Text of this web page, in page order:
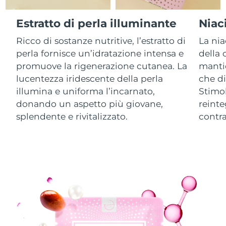
Estratto di perla illuminante
Ricco di sostanze nutritive, l’estratto di
perla fornisce un’idratazione intensa e
promuove la rigenerazione cutanea. La
lucentezza iridescente della perla
illumina e uniforma l’incarnato,
donando un aspetto più giovane,
splendente e rivitalizzato.
La
della
che
RAS di Macao Consegna stimata 8/11/26
Malaysia Consegna stimata 8/12/26
Malta Consegna stimata 8/9/26
Messico Consegna stimata 8/13/26
Monaco Consegna stimata 8/10/26
Norvegia Consegna stimata8/9/26
Consegna stimata